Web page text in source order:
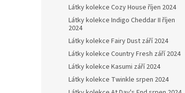
Látky kolekce Cozy House říjen 2024
Látky kolekce Indigo Cheddar II říjen
2024
Látky kolekce Fairy Dust září 2024
Látky kolekce Country Fresh září 2024
Látky kolekce Kasumi září 2024
Látky kolekce Twinkle srpen 2024